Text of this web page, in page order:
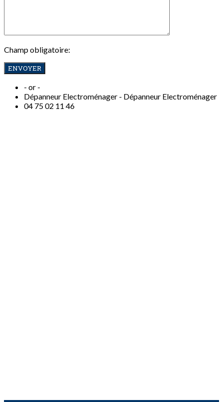
Champ obligatoire:
- or -
Dépanneur Electroménager - Dépanneur Electroménager
04 75 02 11 46